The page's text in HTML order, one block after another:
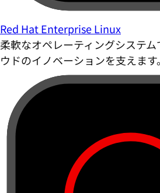
Red Hat Enterprise Linux
柔軟なオペレーティングシステ
ウドのイノベーションを支えます。